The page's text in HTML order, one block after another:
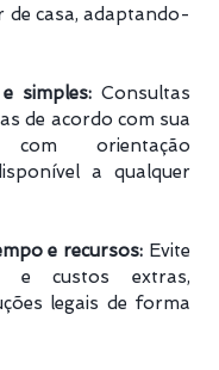
de casa, adaptando-
simples: Consultas
de acordo com sua
com orientação
a qualquer
e recursos: Evite
e custos extras,
legais de forma